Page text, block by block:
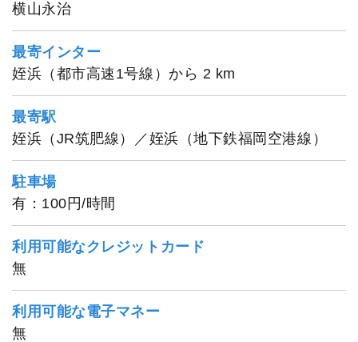
横山永治
最寄インター
姪浜（都市高速1号線）から 2 km
最寄駅
姪浜（JR筑肥線）／姪浜（地下鉄福岡空港線）
駐車場
有：100円/時間
利用可能なクレジットカード
無
利用可能な電子マネー
無